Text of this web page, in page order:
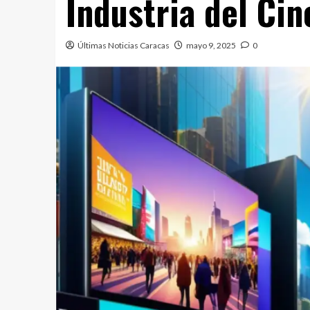
Industria del
Últimas Noticias Caracas mayo 9, 2025 0